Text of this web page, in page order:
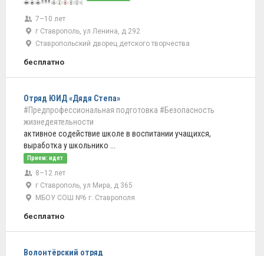
7–10 лет
г Ставрополь, ул Ленина, д 292
Ставропольский дворец детского творчества
бесплатно
Отряд ЮИД «Дядя Степа»
#Предпрофессиональная подготовка #Безопасность
жизнедеятельности
активное содействие школе в воспитании учащихся,
выработка у школьнико ...
Прием: идет
8–12 лет
г Ставрополь, ул Мира, д 365
МБОУ СОШ №6 г. Ставрополя
бесплатно
Волонтёрский отряд